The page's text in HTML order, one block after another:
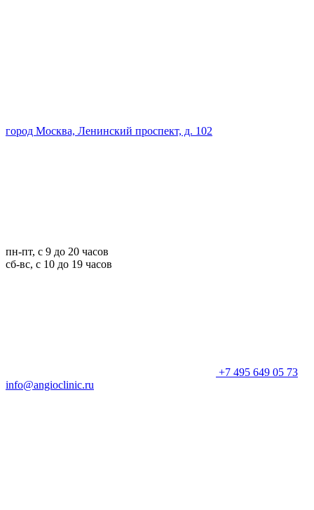
город Москва, Ленинский проспект, д. 102
пн-пт, с 9 до 20 часов
сб-вс, с 10 до 19 часов
+7 495 649 05 73
info@angioclinic.ru